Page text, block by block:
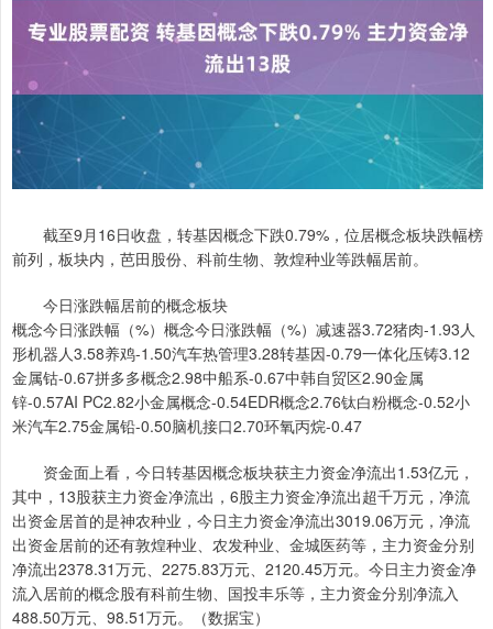
截至9月16日收盘，转基因概念下跌0.79%，位居概念板块跌幅榜
前列，板块内，芭田股份、科前生物、敦煌种业等跌幅居前。
今日涨跌幅居前的概念板块
概念今日涨跌幅（%）概念今日涨跌幅（%）减速器3.72猪肉-1.93人
形机器人3.58养鸡-1.50汽车热管理3.28转基因-0.79一体化压铸3.12
金属钴-0.67拼多多概念2.98中船系-0.67中韩自贸区2.90金属
锌-0.57AI PC2.82小金属概念-0.54EDR概念2.76钛白粉概念-0.52小
米汽车2.75金属铅-0.50脑机接口2.70环氧丙烷-0.47
资金面上看，今日转基因概念板块获主力资金净流出1.53亿元，
其中，13股获主力资金净流出，6股主力资金净流出超千万元，净流
出资金居首的是神农种业，今日主力资金净流出3019.06万元，净流
出资金居前的还有敦煌种业、农发种业、金城医药等，主力资金分别
净流出2378.31万元、2275.83万元、2120.45万元。今日主力资金净
流入居前的概念股有科前生物、国投丰乐等，主力资金分别净流入
488.50万元、98.51万元。（数据宝）